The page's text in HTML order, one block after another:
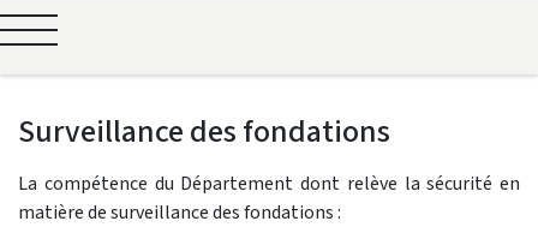
Surveillance des fondations
La compétence du Département dont relève la sécurité en
matière de surveillance des fondations :